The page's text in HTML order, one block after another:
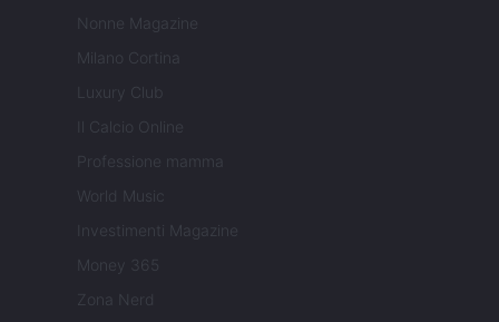
Nonne Magazine
Milano Cortina
Luxury Club
Il Calcio Online
Professione mamma
World Music
Investimenti Magazine
Money 365
Zona Nerd